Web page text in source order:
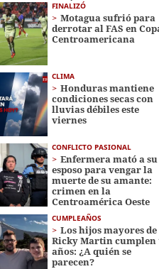
FINALIZÓ
Motagua sufrió para
derrotar al FAS en
Centroamericana
CLIMA
Honduras mantiene
condiciones secas con
lluvias débiles este
viernes
CONFLICTO PASIONAL
Enfermera mató a su
esposo para vengar la
muerte de su amante:
crimen en la
Centroamérica Oeste
CUMPLEAÑOS
Los hijos mayores de
Ricky Martin cumplen
años: ¿A quién se
parecen?